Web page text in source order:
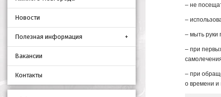
Новости
Полезная информация
Вакансии
Контакты
– не
–
– мыть руки
– при
– при
о времени и